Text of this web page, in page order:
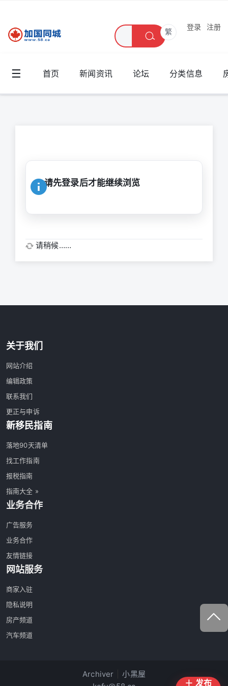
繁
登录 注册
☰ 首页 新闻资讯 论坛 分类信息
请先登录后才能继续浏览
请稍候……
关于我们
网站介绍
编辑政策
联系我们
更正与申诉
新移民指南
落地90天清单
找工作指南
报税指南
指南大全 »
业务合作
广告服务
业务合作
友情链接
网站服务
商家入驻
隐私说明
房产频道
汽车频道
Archiver
小黑屋
＋ 发布